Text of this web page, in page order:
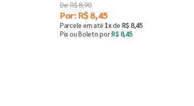
R$8,90
Por: R$8,45
Parcele em até 1xde R$ 8,45
Pix ou Boleto porR$ 8,45